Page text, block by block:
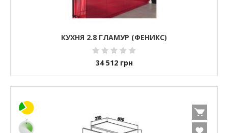
КУХНЯ 2.8 ГЛАМУР (ФЕНИКС)
34 512 грн